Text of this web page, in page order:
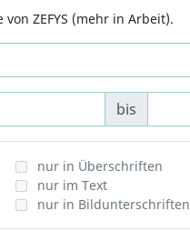
ZEFYS (mehr in Arbeit).
bis
nur in Überschriften
nur im Text
nur in Bildunterschriften